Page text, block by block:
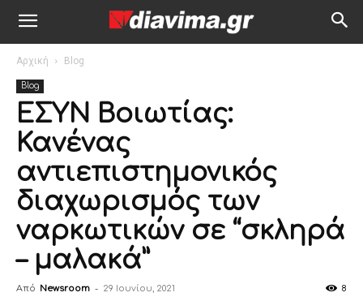
Αρχική Blog
Blog
ΕΣΥΝ Βοιωτίας:
Κανένας
αντιεπιστημονικός
διαχωρισμός των
ναρκωτικών σε “σκληρά
– μαλακά”
Από Newsroom - 29 Ιουνίου, 2021 8